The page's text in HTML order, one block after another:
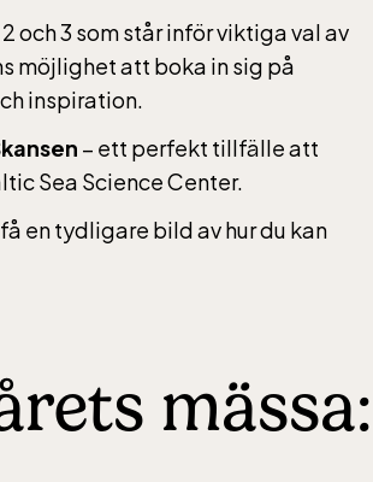
och 3 som står inför viktiga val av
möjlighet att boka in sig på
inspiration.
– ett perfekt tillfälle att
Sea Science Center.
en tydligare bild av hur du kan
mässa:
alla dagar 10-16,
vardagar 10-15 helger
alla dagar 10-16,